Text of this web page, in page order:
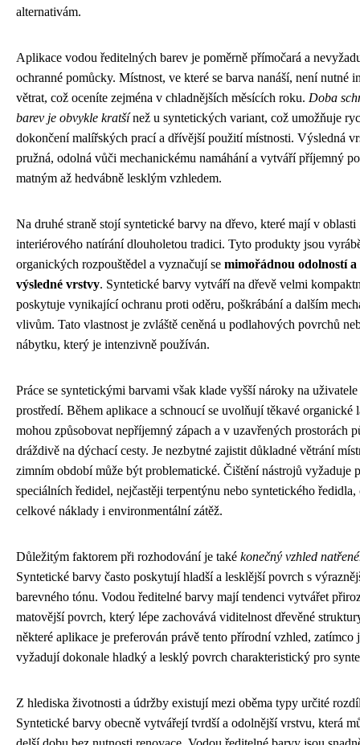
alternativám.
Aplikace vodou ředitelných barev je poměrně přímočará a
ochranné pomůcky. Místnost, ve které se barva nanáší, není nutné
větrat, což oceníte zejména v chladnějších měsících roku. Doba
barev je obvykle kratšínež u syntetických variant, což umožňuje
dokončení malířských prací a dřívější použití místnosti. Výsledná
pružná, odolná vůči mechanickému namáhání a vytváří příjemný
matným až hedvábně lesklým vzhledem.
Na druhé straně stojí syntetické barvy na dřevo, které mají v oblasti
interiérového natírání dlouholetou tradici. Tyto produkty jsou
organických rozpouštědel a vyznačují se mimořádnou odolností
výsledné vrstvy. Syntetické barvy vytváří na dřevě velmi
poskytuje vynikající ochranu proti oděru, poškrábání a dalším
vlivům. Tato vlastnost je zvláště ceněná u podlahových povrchů
nábytku, který je intenzivně používán.
Práce se syntetickými barvami však klade vyšší nároky na
prostředí. Během aplikace a schnoucí se uvolňují těkavé organické
mohou způsobovat nepříjemný zápach a v uzavřených prostorách
dráždivě na dýchací cesty. Je nezbytné zajistit důkladné větrání
zimním období může být problematické. Čištění nástrojů vyžaduje
speciálních ředidel, nejčastěji terpentýnu nebo syntetického
celkové náklady i environmentální zátěž.
Důležitým faktorem při rozhodování je také konečný vzhled
Syntetické barvy často poskytují hladší a lesklější povrch s
barevného tónu. Vodou ředitelné barvy mají tendenci vytvářet
matovější povrch, který lépe zachovává viditelnost dřevěné
některé aplikace je preferován právě tento přírodní vzhled, zatímco
vyžadují dokonale hladký a lesklý povrch charakteristický pro
Z hlediska životnosti a údržby existují mezi oběma typy určité
Syntetické barvy obecně vytvářejí tvrdší a odolnější vrstvu, která